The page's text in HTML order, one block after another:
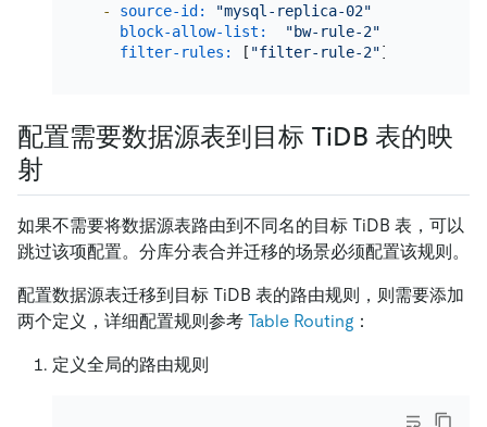
-
source-id: "mysql-replica-02"
block-allow-list:
"bw-rule-2"
filter-rules:
[ "filter-rule-2"]
配置需要数据源表到目标 TiDB 表的映
射
如果不需要将数据源表路由到不同名的目标 TiDB 表，可以
跳过该项配置。分库分表合并迁移的场景必须配置该规则。
配置数据源表迁移到目标 TiDB 表的路由规则，则需要添加
两个定义，详细配置规则参考 Table Routing ：
定义全局的路由规则